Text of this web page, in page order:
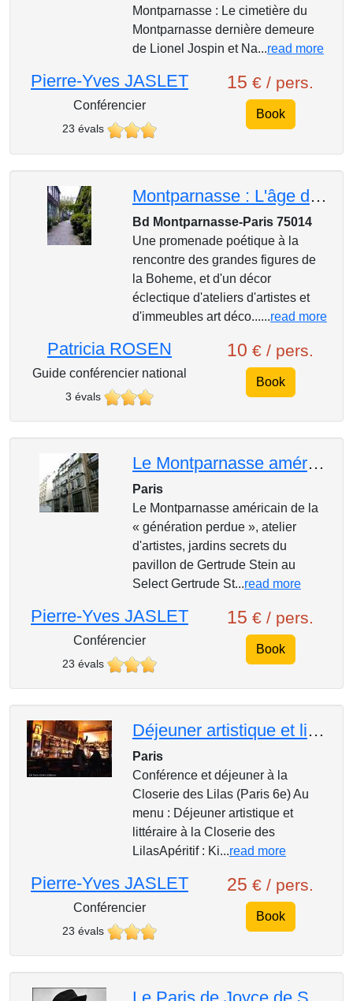
Montparnasse : Le cimetière du
Montparnasse dernière demeure
de Lionel Jospin et Na...read more
Pierre-Yves JASLET
Conférencier
23 évals
15 € / pers.
Book
Montparnasse : L'âge d'Or de la Bohême
Bd Montparnasse-Paris 75014
Une promenade poétique à la
rencontre des grandes figures de
la Boheme, et d'un décor
éclectique d'ateliers d'artistes et
d'immeubles art déco......read more
Patricia ROSEN
Guide conférencier national
3 évals
10 € / pers.
Book
Le Montparnasse américain de la « génération perdue »,
Paris
Le Montparnasse américain de la
« génération perdue », atelier
d'artistes, jardins secrets du
pavillon de Gertrude Stein au
Select Gertrude St...read more
Pierre-Yves JASLET
Conférencier
23 évals
15 € / pers.
Book
Déjeuner artistique et littéraire à la Closerie des Lilas
Paris
Conférence et déjeuner à la
Closerie des Lilas (Paris 6e) Au
menu : Déjeuner artistique et
littéraire à la Closerie des
LilasApéritif : Ki...read more
Pierre-Yves JASLET
Conférencier
23 évals
25 € / pers.
Book